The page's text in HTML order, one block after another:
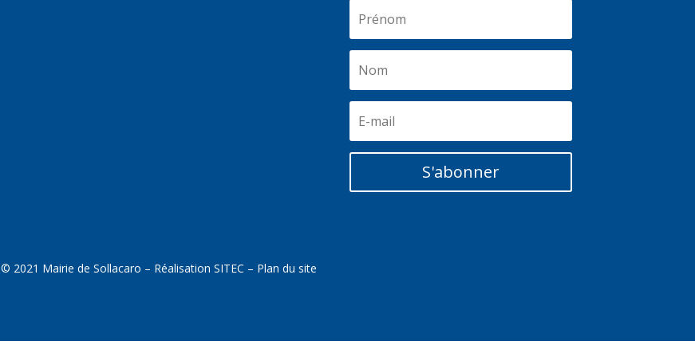
S'abonner
© 2021 Mairie de Sollacaro – Réalisation SITEC – Plan du site